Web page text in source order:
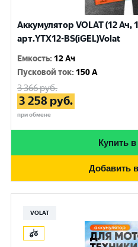
Аккумулятор VOLAT (12 Ач,
арт.YTX12-BS(iGEL)Volat
Емкость: 12 Ач
Пусковой ток: 150 A
3 366руб.
3 258 руб.
при обмене
Купить
Добавить
VOLAT